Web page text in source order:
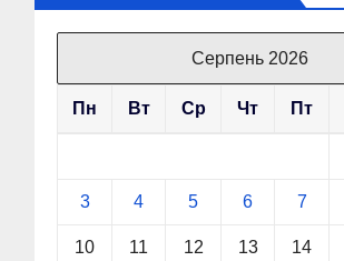
Серпень 2026
Пн Вт Ср Чт Пт
3 4 5 6 7
10 11 12 13 14